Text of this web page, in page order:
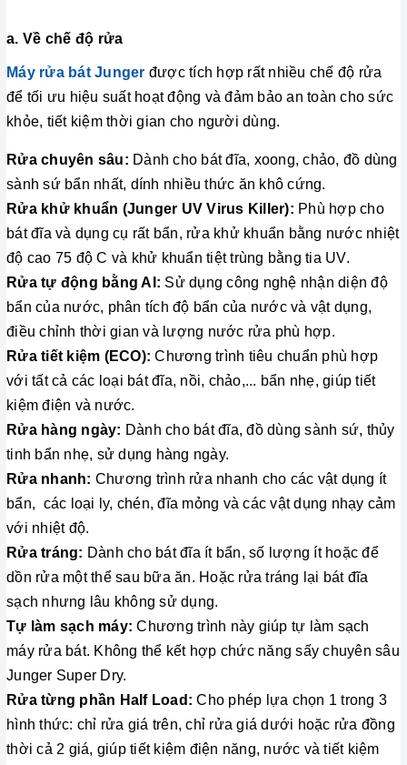
a. Về chế độ rửa
Máy rửa bát Junger được tích hợp rất nhiều chế độ rửa
để tối ưu hiệu suất hoạt động và đảm bảo an toàn cho sức
khỏe, tiết kiệm thời gian cho người dùng.
Rửa chuyên sâu: Dành cho bát đĩa, xoong, chảo, đồ dùng
sành sứ bẩn nhất, dính nhiều thức ăn khô cứng.
Rửa khử khuẩn (Junger UV Virus Killer): Phù hợp cho
bát đĩa và dụng cụ rất bẩn, rửa khử khuẩn bằng nước nhiệt
độ cao 75 độ C và khử khuẩn tiệt trùng bằng tia UV.
Rửa tự động bằng AI: Sử dụng công nghệ nhận diện độ
bẩn của nước, phân tích độ bẩn của nước và vật dụng,
điều chỉnh thời gian và lượng nước rửa phù hợp.
Rửa tiết kiệm (ECO): Chương trình tiêu chuẩn phù hợp
với tất cả các loại bát đĩa, nồi, chảo,... bẩn nhẹ, giúp tiết
kiệm điện và nước.
Rửa hàng ngày: Dành cho bát đĩa, đồ dùng sành sứ, thủy
tinh bẩn nhẹ, sử dụng hàng ngày.
Rửa nhanh: Chương trình rửa nhanh cho các vật dụng ít
bẩn, các loại ly, chén, đĩa mỏng và các vật dụng nhạy cảm
với nhiệt độ.
Rửa tráng: Dành cho bát đĩa ít bẩn, số lượng ít hoặc để
dồn rửa một thể sau bữa ăn. Hoặc rửa tráng lại bát đĩa
sạch nhưng lâu không sử dụng.
Tự làm sạch máy: Chương trình này giúp tự làm sạch
máy rửa bát. Không thể kết hợp chức năng sấy chuyên sâu
Junger Super Dry.
Rửa từng phần Half Load: Cho phép lựa chọn 1 trong 3
hình thức: chỉ rửa giá trên, chỉ rửa giá dưới hoặc rửa đồng
thời cả 2 giá, giúp tiết kiệm điện năng, nước và tiết kiệm